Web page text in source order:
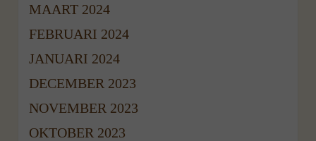
MAART 2024
FEBRUARI 2024
JANUARI 2024
DECEMBER 2023
NOVEMBER 2023
OKTOBER 2023